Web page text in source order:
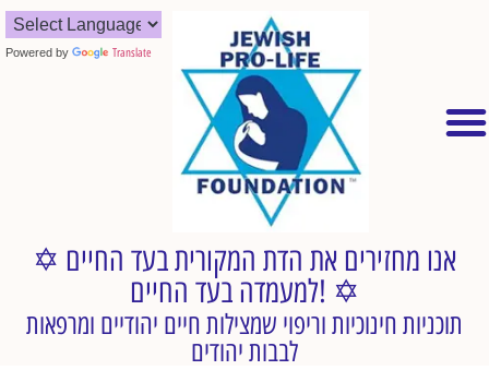
Powered by Translate
✡︎ אנו מחזירים את הדת המקורית בעד החיים
למעמדה בעד החיים! ✡︎
תוכניות חינוכיות וריפוי שמצילות חיים יהודיים ומרפאות
לבבות יהודים